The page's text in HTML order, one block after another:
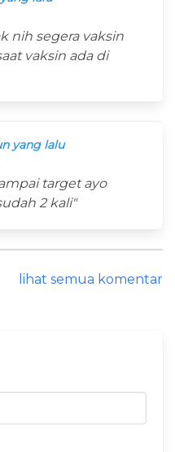
nih segera vaksin
vaksin ada di
yang lalu
target ayo
2 kali"
lihat semua komentar